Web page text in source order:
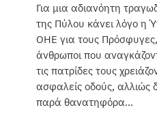
Για μια αδιανόητη
της Πύλου κάνει λόγο η
ΟΗΕ για τους Πρόσφυγες,
άνθρωποι που
τις πατρίδες τους
ασφαλείς οδούς, αλλιώς
παρά θανατηφόρα…